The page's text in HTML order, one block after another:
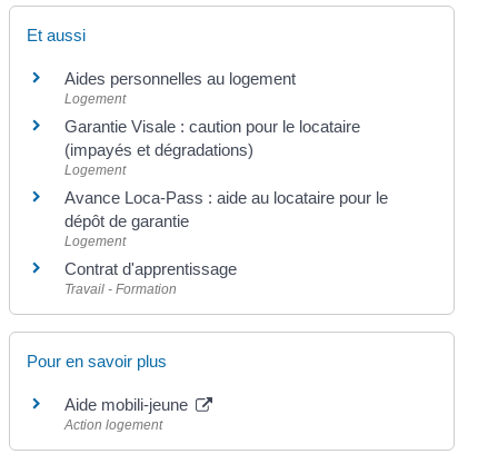
Et aussi
Aides personnelles au logement
Logement
Garantie Visale : caution pour le locataire
(impayés et dégradations)
Logement
Avance Loca-Pass : aide au locataire pour le
dépôt de garantie
Logement
Contrat d'apprentissage
Travail - Formation
Pour en savoir plus
Aide mobili-jeune
Action logement